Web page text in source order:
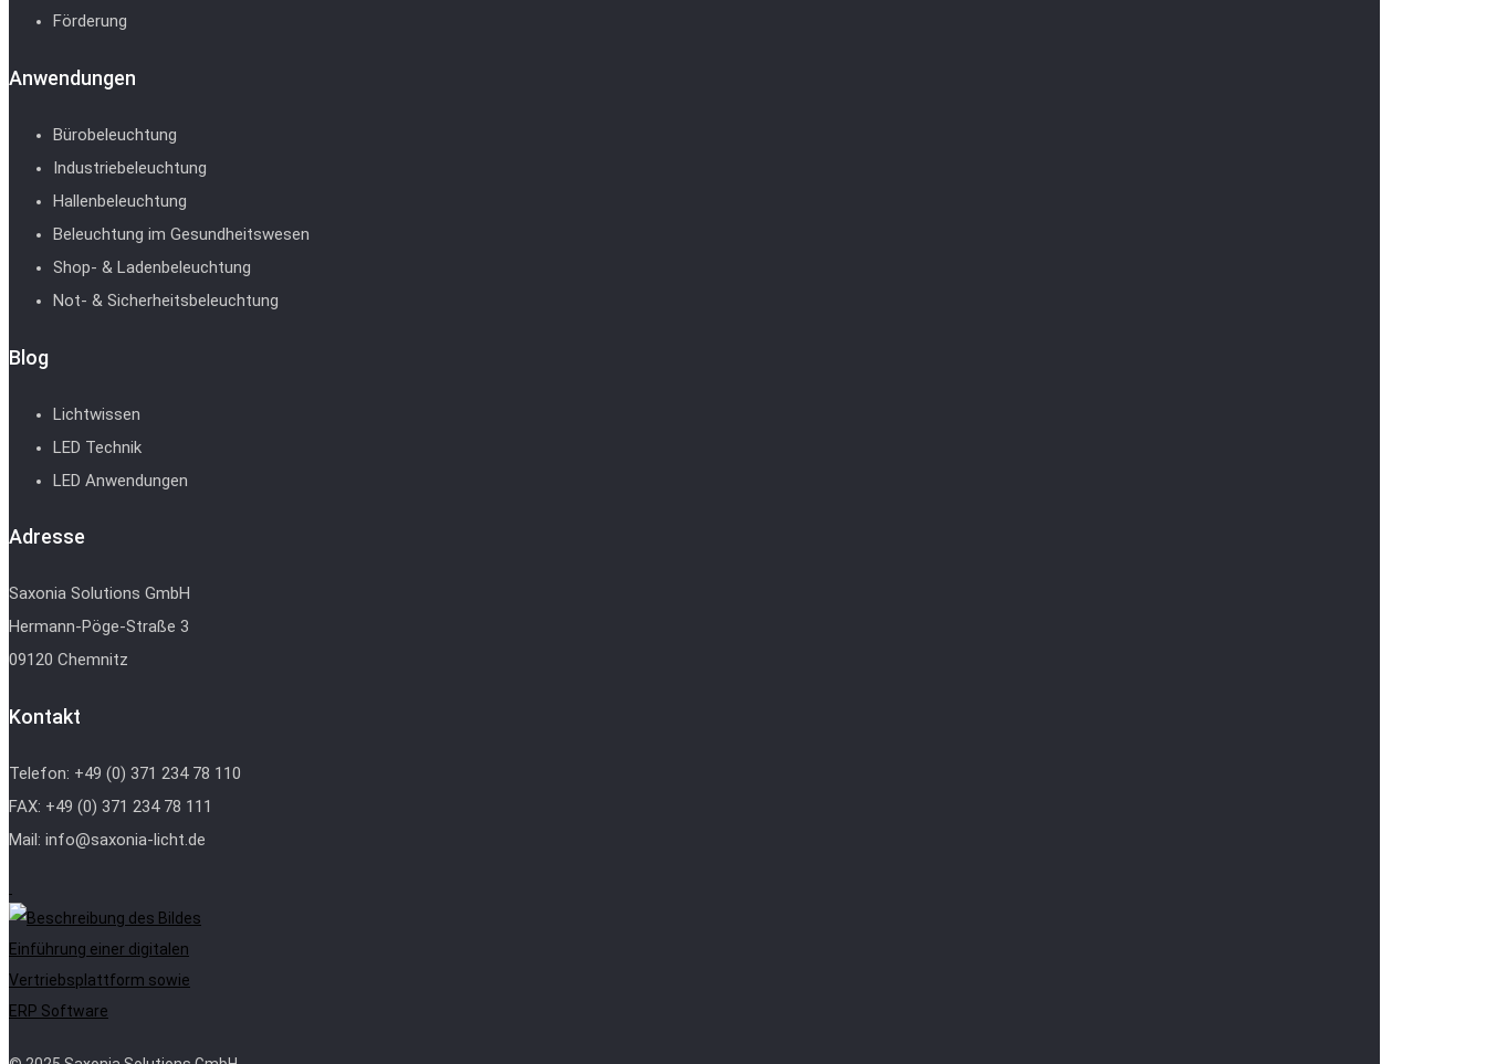
Förderung
Anwendungen
Bürobeleuchtung
Industriebeleuchtung
Hallenbeleuchtung
Beleuchtung im Gesundheitswesen
Shop- & Ladenbeleuchtung
Not- & Sicherheitsbeleuchtung
Blog
Lichtwissen
LED Technik
LED Anwendungen
Adresse
Saxonia Solutions GmbH
Hermann-Pöge-Straße 3
09120 Chemnitz
Kontakt
Telefon: +49 (0) 371 234 78 110
FAX: +49 (0) 371 234 78 111
Mail: info@saxonia-licht.de
Einführung einer digitalen
Vertriebsplattform sowie
ERP Software